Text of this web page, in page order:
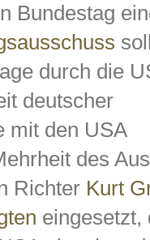
Bundestag
durch die
deutscher
mit den USA
des
Richter Kurt
eingesetzt,